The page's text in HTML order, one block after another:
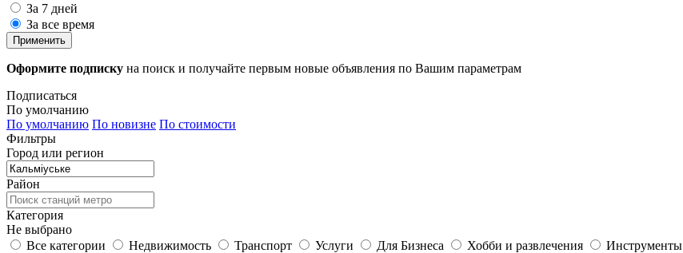
За 7 дней
За все время
Применить
Оформите подписку на поиск и получайте первым новые объявления по Вашим параметрам
Подписаться
По умолчанию
По умолчанию По новизне По стоимости
Фильтры
Город или регион
Район
Категория
Не выбрано
Все категории
Недвижимость Транспорт Услуги Для Бизнеса Хобби и развлечения Инструменты